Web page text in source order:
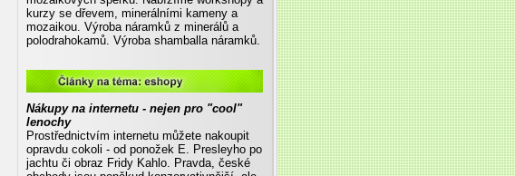
kurzy se dřevem, minerálními kameny a
mozaikou. Výroba náramků z minerálů a
polodrahokamů. Výroba shamballa náramků.
Nákupy na internetu - nejen pro "cool"
lenochy
Prostřednictvím internetu můžete nakoupit
opravdu cokoli - od ponožek E. Presleyho po
jachtu či obraz Fridy Kahlo. Pravda, české